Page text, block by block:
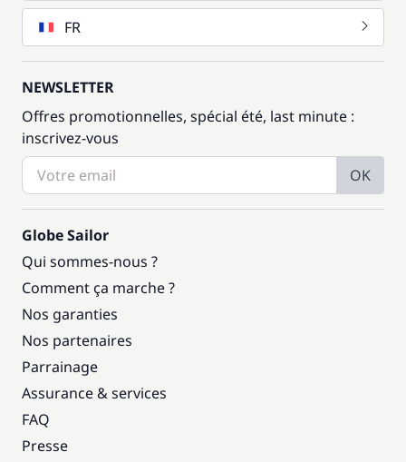
FR
NEWSLETTER
Offres promotionnelles, spécial été, last minute :
inscrivez-vous
OK
Globe Sailor
Qui sommes-nous ?
Comment ça marche ?
Nos garanties
Nos partenaires
Parrainage
Assurance & services
FAQ
Presse